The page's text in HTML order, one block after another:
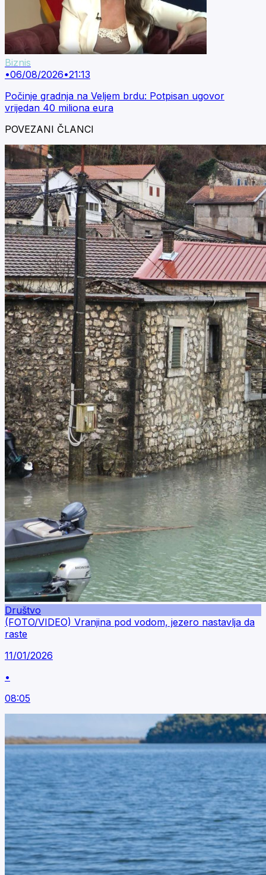
Biznis
•06/08/2026•21:13
Počinje gradnja na Veljem brdu: Potpisan ugovor
vrijedan 40 miliona eura
POVEZANI ČLANCI
Društvo
(FOTO/VIDEO) Vranjina pod vodom, jezero nastavlja da
raste
11/01/2026
•
08:05